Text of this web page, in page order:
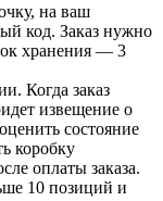
на ваш
код. Заказ нужно
хранения — 3
Когда заказ
извещение о
состояние
коробку
оплаты заказа.
10 позиций и